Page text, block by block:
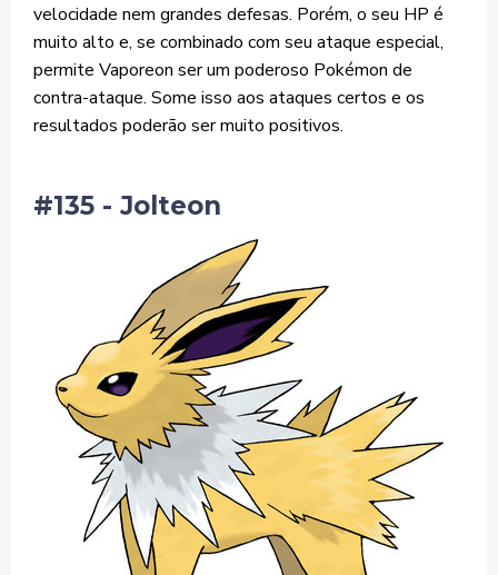
velocidade nem grandes defesas. Porém, o seu HP é
muito alto e, se combinado com seu ataque especial,
permite Vaporeon ser um poderoso Pokémon de
contra-ataque. Some isso aos ataques certos e os
resultados poderão ser muito positivos.
#135 - Jolteon